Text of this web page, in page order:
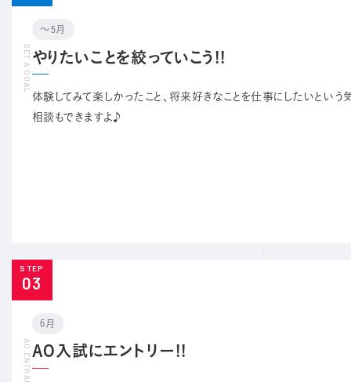
〜5月
やりたいことを絞っていこう!!
体験してみて楽しかったこと、将来好きなことを仕事にしたいとい
相談もできますよ♪
STEP
03
6月
AO入試にエントリー!!